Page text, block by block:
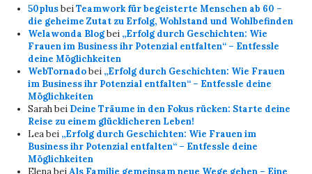
50plusbeiTeamwork für begeisterte Menschen ab 60 –
die geheime Zutat zu Erfolg, Wohlstand und Wohlbefinden
Welawonda Blogbei „Erfolg durch Geschichten: Wie
Frauen im Business ihr Potenzial entfalten“ – Entfessle
deine Möglichkeiten
WebTornadobei „Erfolg durch Geschichten: Wie Frauen
im Business ihr Potenzial entfalten“ – Entfessle deine
Möglichkeiten
Sarahbei Deine Träume in den Fokus rücken: Starte deine
Reise zu einem glücklicheren Leben!
Leabei „Erfolg durch Geschichten: Wie Frauen im
Business ihr Potenzial entfalten“ – Entfessle deine
Möglichkeiten
ElenabeiAls Familie gemeinsam neue Wege gehen – Eine